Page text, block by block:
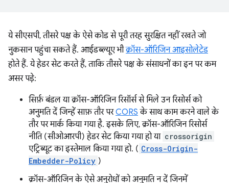
ये सीएसपी, तीसरे पक्ष के ऐसे कोड से पूरी तरह सुरक्षित नहीं रखते जो
नुकसान पहुंचा सकते हैं. आईडब्ल्यूए भीक्रॉस-ऑरिजिन आइसोलेटेड
होते हैं. ये हेडर सेट करते हैं, ताकि तीसरे पक्ष के संसाधनों का इन पर कम
असर पड़े:
सिर्फ़ बंडल या क्रॉस-ऑरिजिन रिसॉर्स से मिले उन रिसोर्स को
अनुमति दें जिन्हें साफ़ तौर परCORS के साथ काम करने वाले के
तौर पर मार्क किया गया है. इसके लिए, क्रॉस-ऑरिजिन रिसोर्स
नीति (सीओआरपी) हेडर सेट किया गया हो या crossorigin
एट्रिब्यूट का इस्तेमाल किया गया हो. ( Cross-Origin-
Embedder-Policy )
क्रॉस-ऑरिजिन के ऐसे अनुरोधों को अनुमति न दें जिनमें